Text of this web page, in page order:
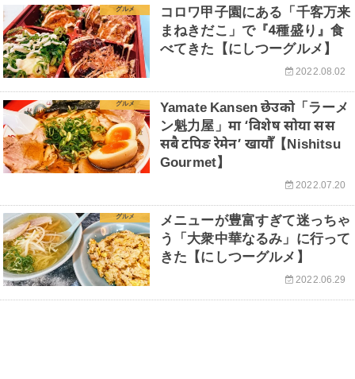
グルメ
コロワ甲子園にある「千客万来
まねきだこ」で『4種盛り』食
べてきた【にしつーグルメ】
2022.08.02
グルメ
Yamate Kansen छेउको「ラーメ
ン魁力屋」मा ‘विशेष सोया सस
सबै टपिङ रेमेन’ खायौँ【Nishitsu
Gourmet】
2022.07.20
グルメ
メニューが豊富すぎて迷っちゃ
う「大衆中華なるみ」に行って
きた【にしつーグルメ】
2022.06.29